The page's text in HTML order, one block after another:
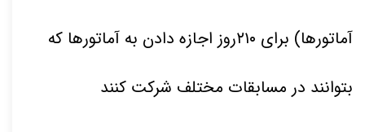
آماتورها) برای ۲۱۰روز اجازه دادن به آماتورها که
بتوانند در مسابقات مختلف شرکت کنند